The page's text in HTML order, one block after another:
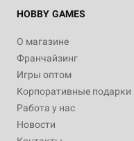
HOBBY GAMES
О магазине
Франчайзинг
Игры оптом
Корпоративные подарки
Работа у нас
Новости